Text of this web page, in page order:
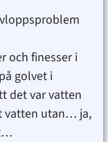
och finesser i
golvet i
det var vatten
vatten utan… ja,